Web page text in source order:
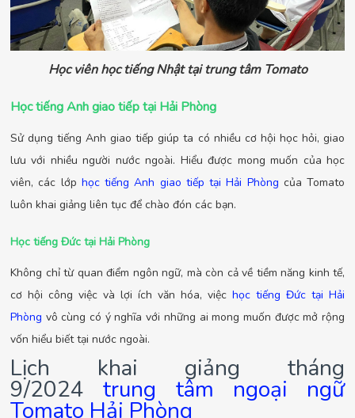
Học viên học tiếng Nhật tại trung tâm Tomato
Học tiếng Anh giao tiếp tại Hải Phòng
Sử dụng tiếng Anh giao tiếp giúp ta có nhiều cơ hội học hỏi, giao
lưu với nhiều người nước ngoài. Hiểu được mong muốn của học
viên, các lớp học tiếng Anh giao tiếp tại Hải Phòng của Tomato
luôn khai giảng liên tục để chào đón các bạn.
Học tiếng Đức tại Hải Phòng
Không chỉ từ quan điểm ngôn ngữ, mà còn cả về tiềm năng kinh tế,
cơ hội công việc và lợi ích văn hóa, việc học tiếng Đức tại Hải
Phòng vô cùng có ý nghĩa với những ai mong muốn được mở rộng
vốn hiểu biết tại nước ngoài.
Lịch khai giảng tháng
9/2024trung tâm ngoại ngữ
Tomato Hải Phòng